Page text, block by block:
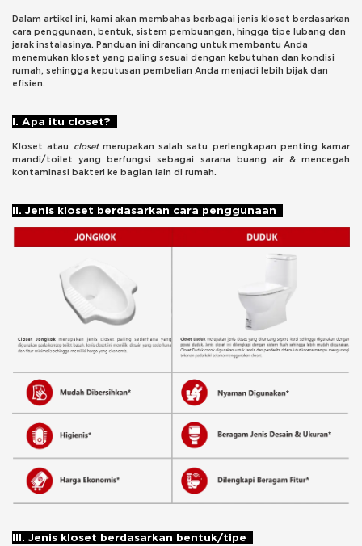
Dalam artikel ini, kami akan membahas berbagai jenis kloset berdasarkan
cara penggunaan, bentuk, sistem pembuangan, hingga tipe lubang dan
jarak instalasinya. Panduan ini dirancang untuk membantu Anda
menemukan kloset yang paling sesuai dengan kebutuhan dan kondisi
rumah, sehingga keputusan pembelian Anda menjadi lebih bijak dan
efisien.
I. Apa itu closet?
Kloset atau closetmerupakan salah satu perlengkapan penting kamar
mandi/toilet yang berfungsi sebagai sarana buang air & mencegah
kontaminasi bakteri ke bagian lain di rumah.
II. Jenis kloset berdasarkan cara penggunaan
III. Jenis kloset berdasarkan bentuk/tipe